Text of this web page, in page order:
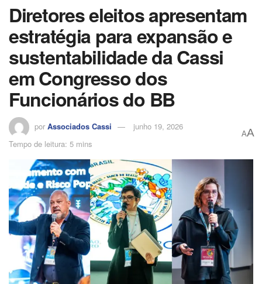
Diretores eleitos apresentam
estratégia para expansão e
sustentabilidade da Cassi
em Congresso dos
Funcionários do BB
por Associados Cassi
junho 19, 2026
Tempo de leitura: 5 mins
AA